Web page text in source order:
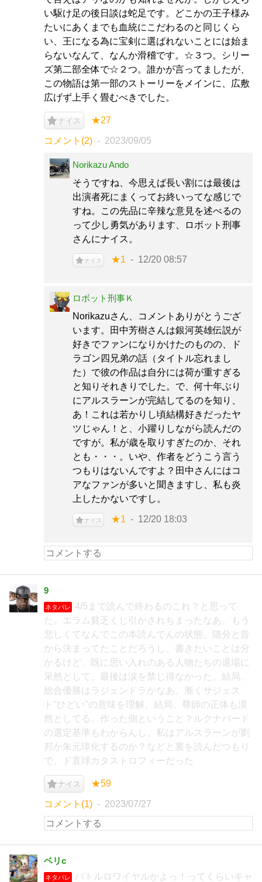
い駆け足の後日談は蛇足です。どこかの王子様み
たいにあくまでも血統にこだわるのと同じくら
い、王になる為に宝剣に選ばれないことには始ま
らないなんて、なんか滑稽です。☆３つ。シリー
ズ第二部全体で☆２つ。誰かが言ってましたが、
この物語は第一部のストーリーをメインに、広敷
広げず上手く畳むべきでした。
ナイス ★27
コメント(2) 2023/09/05
Norikazu Ando
そうですね、今思えば長い割には最後は
出演者死にまくってお終いってな感じで
すね。この先品に辛辣な意見を述べるの
って少し勇気があります、ロボット刑事
さんにナイス。
ナイス ★1 12/20 08:57
ロボット刑事Ｋ
Norikazuさん、コメントありがとうござ
います。田中芳樹さんは銀河英雄伝説が
好きでファンになりかけたのものの、ド
ラゴン四兄弟の話（タイトル忘れまし
た）で彼の作品は自分には荷が重すぎる
と知りそれきりでした。で、何十年ぶり
にアルスラーンが完結してるのを知り、
あ！これは若かりし頃結構好きだったヤ
ツじゃん！と、小躍りしながら読んだの
ですが。私が歳を取りすぎたのか、それ
とも・・・。いや、作者をどうこう言う
つもりはないんですよ？田中さんにはコ
アなファンが多いと聞きますし、私も炎
上したかないですし。
ナイス ★1 12/20 18:03
9
ネタバレ
4/5まで読んで終わるのこれ？と思って
た。エラム貧乏くじ引かされちまったなあ。もう
悲しくてなんでこの本読んでんの状態。随分と昔
から決まってたことだろうし、書きたいことは分
かるけど、既に思い入れのある人物たちの退場に
呆然として、最後は涙を禁じ得なかった。結局、
総合優勝はラジェンドラかなあ。漸くサジェス
ト"ひどい"の意味を理解。結局、尊師の正体も漠
然としてる。作った側ということ？ルクナバード
の選定基準もわからんし。私はアルスラーンが劉
邦か朱元璋化するのか？などと裏を読んだつもり
で、ド直球カタストロフィーだった
ナイス ★59
コメント(1) 2023/07/27
ベリc
ネタバレ
バトルロワイヤルかよっ！ってくらいキャ